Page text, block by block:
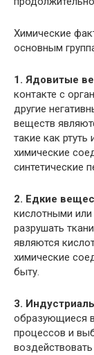
Химические
основным
1. Ядовитые
контакте с
другие
веществ
такие как
химические
синтетические
2. Едкие
кислотными
разрушать
являются
химические
быту.
3.
образующиеся
процессов и